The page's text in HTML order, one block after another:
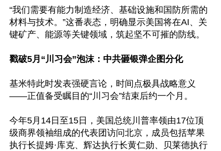
“我们需要有能力制造经济、基础设施和国防所需的
材料与技术。”这番表态，明确显示美国将在AI、关
键矿产、能源等关键领域，筑起坚不可摧的防线。
戳破5月“川习会”泡沫：中共砸银弹企图分化
基米特此时发表强硬言论，时间点极具战略意义
——正值备受瞩目的“川习会”结束后约一个月。
今年5月14日至15日，美国总统川普率领由17位顶
级商界领袖组成的代表团访问北京，成员包括苹果
执行长提姆·库克、辉达执行长黄仁勋、贝莱德执行